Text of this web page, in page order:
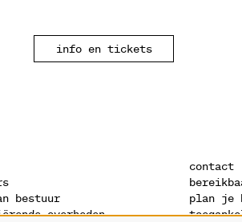
info en tickets
bestuur
overheden
contact
plan je